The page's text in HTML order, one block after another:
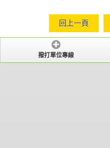
回上一頁
撥打單位專線